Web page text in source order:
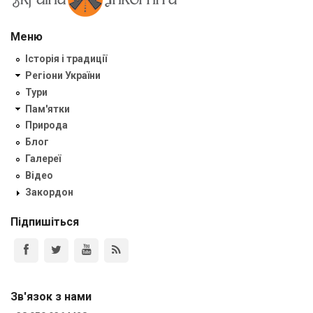
Меню
Історія і традиції
Регіони України
Тури
Пам'ятки
Природа
Блог
Галереї
Відео
Закордон
Підпишіться
Зв'язок з нами